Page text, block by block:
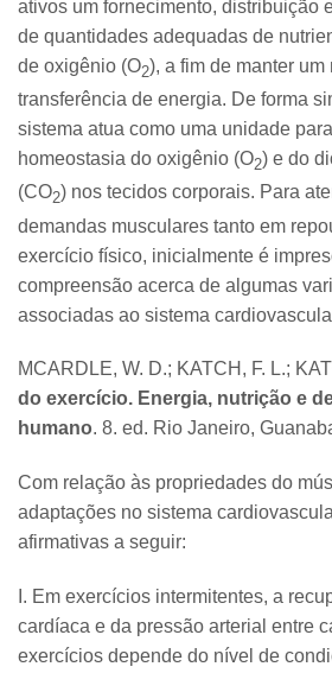
ativos um fornecimento, distribuição
de quantidades adequadas de
de oxigênio (O2), a fim de manter
transferência de energia. De forma
sistema atua como uma unidade
homeostasia do oxigênio (O2) e do
(CO2) nos tecidos corporais. Para
demandas musculares tanto em
exercício físico, inicialmente é
compreensão acerca de algumas
associadas ao sistema
MCARDLE, W. D.; KATCH, F. L.;
do exercício. Energia, nutrição e
humano. 8. ed. Rio Janeiro,
Com relação às propriedades do
adaptações no sistema
afirmativas a seguir:
I. Em exercícios intermitentes, a
cardíaca e da pressão arterial entre
exercícios depende do nível de